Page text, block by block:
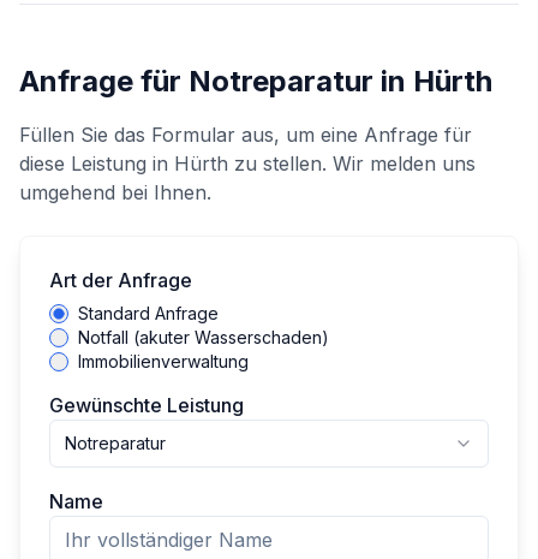
Anfrage für Notreparatur in Hürth
Füllen Sie das Formular aus, um eine Anfrage für
diese Leistung in Hürth zu stellen. Wir melden uns
umgehend bei Ihnen.
Art der Anfrage
Standard Anfrage
Notfall (akuter Wasserschaden)
Immobilienverwaltung
Gewünschte Leistung
Notreparatur
Name